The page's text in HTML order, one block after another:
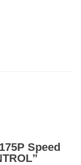
Speed